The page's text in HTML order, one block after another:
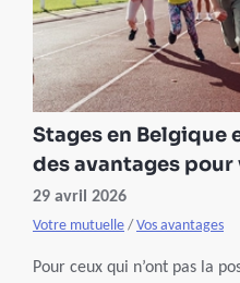
Stages en Belgique
des avantages pour
29 avril 2026
Votre mutuelle / Vos avantages
Pour ceux qui n’ont pas la